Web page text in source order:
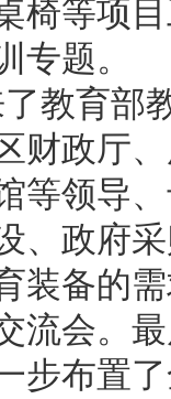
椅等项
专题。
教育部
财政厅
等领导
、政府
装备的
流会。
步布置